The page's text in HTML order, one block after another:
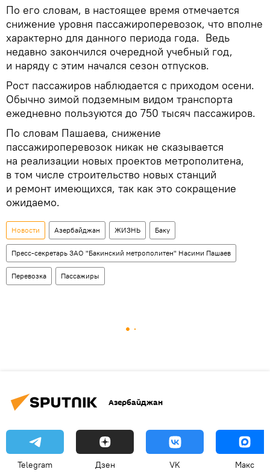
По его словам, в настоящее время отмечается
снижение уровня пассажироперевозок, что вполне
характерно для данного периода года. Ведь
недавно закончился очередной учебный год,
и наряду с этим начался сезон отпусков.
Рост пассажиров наблюдается с приходом осени.
Обычно зимой подземным видом транспорта
ежедневно пользуются до 750 тысяч пассажиров.
По словам Пашаева, снижение
пассажироперевозок никак не сказывается
на реализации новых проектов метрополитена,
в том числе строительство новых станций
и ремонт имеющихся, так как это сокращение
ожидаемо.
Новости Азербайджан ЖИЗНЬ Баку
Пресс-секретарь ЗАО "Бакинский метрополитен" Насими Пашаев
Перевозка Пассажиры
Азербайджан
Telegram Дзен VK Макс